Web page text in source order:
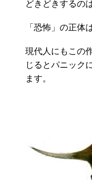
どきどきするの
「恐怖」の正体
現代人にもこの
じるとパニック
ます。